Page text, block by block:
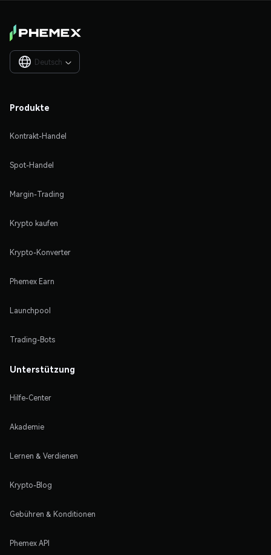
Deutsch 
Produkte
Kontrakt-Handel
Spot-Handel
Margin-Trading
Krypto kaufen
Krypto-Konverter
Phemex Earn
Launchpool
Trading-Bots
Unterstützung
Hilfe-Center
Akademie
Lernen & Verdienen
Krypto-Blog
Gebühren & Konditionen
Phemex API